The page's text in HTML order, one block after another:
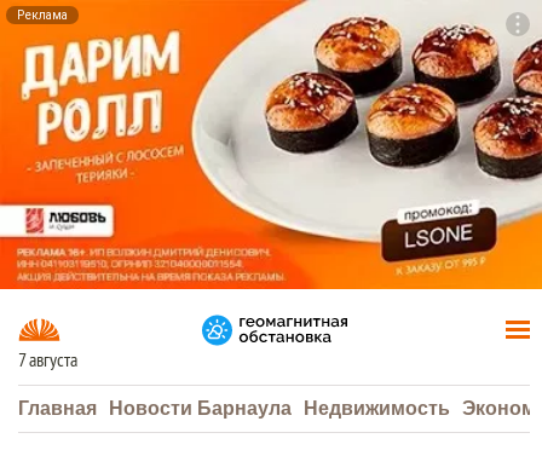
Реклама
7 августа
Главная Новости Барнаула Недвижимость